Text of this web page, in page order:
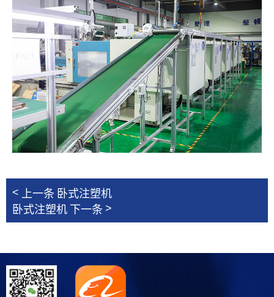
< 上一条 卧式注塑机
卧式注塑机
下一条 >